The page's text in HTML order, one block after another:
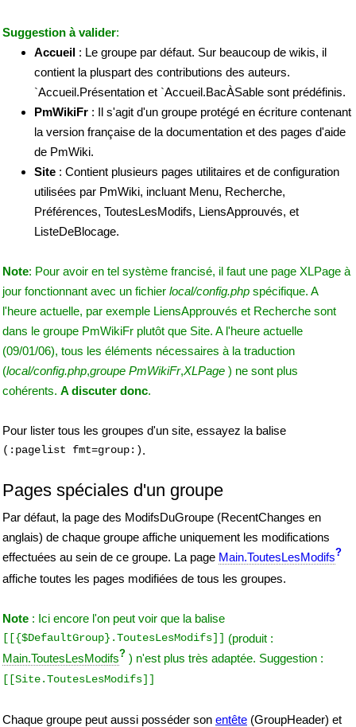
Suggestion à valider:
Accueil : Le groupe par défaut. Sur beaucoup de wikis, il
contient la pluspart des contributions des auteurs.
`Accueil.Présentation et `Accueil.BacÀSable sont prédéfinis.
PmWikiFr : Il s'agit d'un groupe protégé en écriture contenant
la version française de la documentation et des pages d'aide
de PmWiki.
Site : Contient plusieurs pages utilitaires et de configuration
utilisées par PmWiki, incluant Menu, Recherche,
Préférences, ToutesLesModifs, LiensApprouvés, et
ListeDeBlocage.
Note: Pour avoir en tel système francisé, il faut une page XLPage à
jour fonctionnant avec un fichier local/config.php spécifique. A
l'heure actuelle, par exemple LiensApprouvés et Recherche sont
dans le groupe PmWikiFr plutôt que Site. A l'heure actuelle
(09/01/06), tous les éléments nécessaires à la traduction
(local/config.php,groupe PmWikiFr,XLPage ) ne sont plus
cohérents. A discuter donc.
Pour lister tous les groupes d'un site, essayez la balise
(:pagelist fmt=group:).
Pages spéciales d'un groupe
Par défaut, la page des ModifsDuGroupe (RecentChanges en
anglais) de chaque groupe affiche uniquement les modifications
effectuées au sein de ce groupe. La page Main.ToutesLesModifs?
affiche toutes les pages modifiées de tous les groupes.
Note : Ici encore l'on peut voir que la balise
[[{$DefaultGroup}.ToutesLesModifs]] (produit :
Main.ToutesLesModifs? ) n'est plus très adaptée. Suggestion :
[[Site.ToutesLesModifs]]
Chaque groupe peut aussi posséder son entête (GroupHeader) et